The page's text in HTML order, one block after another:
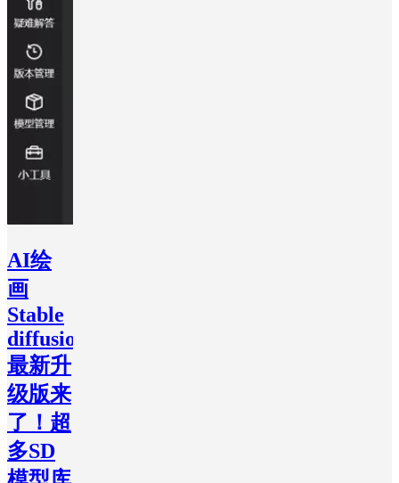
AI绘
画
Stable
diffusion
最新升
级版来
了！超
多SD